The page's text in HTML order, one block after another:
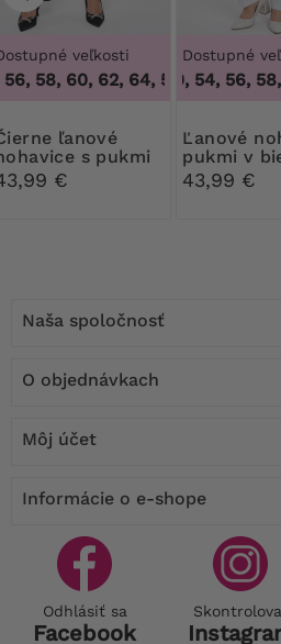
veľkosti
58, 60, 62, 64,52, 54, 56, 58,
s pukmi
€
Dostupné
48, 50, 54, 56, 58,
Ľanové nohavice s
pukmi v
farbe
43,99 €
Naša spoločnosť
O objednávkach
Môj účet
Informácie o e-shope
Odhlásiť sa
Facebook